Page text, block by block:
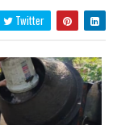
Twitter